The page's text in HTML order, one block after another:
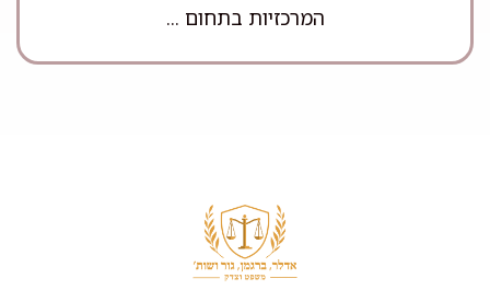
המרכזיות בתחום ...